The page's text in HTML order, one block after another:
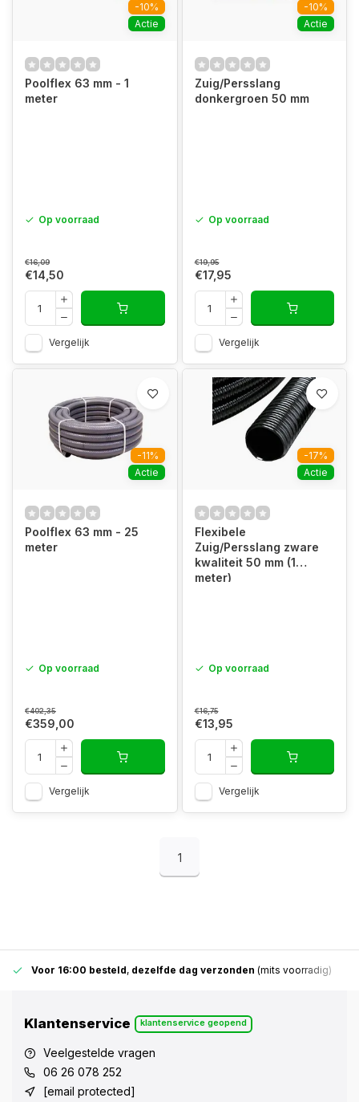
-10%
Actie
Poolflex 63 mm - 1
meter
Op voorraad
€16,09
€14,50
Vergelijk
-10%
Actie
Zuig/Persslang
donkergroen 50 mm
Op voorraad
€19,95
€17,95
Vergelijk
-11%
Actie
Poolflex 63 mm - 25
meter
Op voorraad
€402,35
€359,00
Vergelijk
-17%
Actie
Flexibele
Zuig/Persslang zware
kwaliteit 50 mm (1
meter)
Op voorraad
€16,75
€13,95
Vergelijk
1
Voor 16:00 besteld, dezelfde dag verzonden (mits voorradig)
Klantenservice klantenservice geopend
Veelgestelde vragen
06 26 078 252
[email protected]